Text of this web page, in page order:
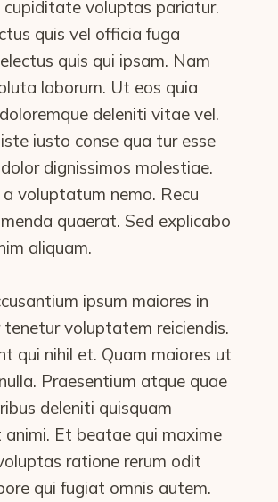
cupiditate voluptas pariatur.
quis vel officia fuga
quis qui ipsam. Nam
laborum. Ut eos quia
deleniti vitae vel.
iusto conse qua tur esse
dignissimos molestiae.
voluptatum nemo. Recu
quaerat. Sed explicabo
aliquam.
ipsum maiores in
voluptatem reiciendis.
qui nihil et. Quam maiores ut
Praesentium atque quae
deleniti quisquam
Et beatae qui maxime
ratione rerum odit
qui fugiat omnis autem.